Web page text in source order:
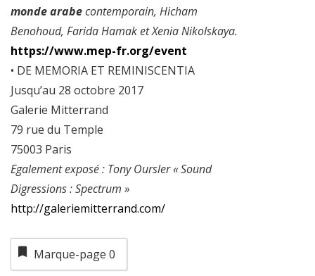
monde arabecontemporain, Hicham
Benohoud, Farida Hamak et Xenia Nikolskaya.
https://www.mep-fr.org/event
• DE MEMORIA ET REMINISCENTIA
Jusqu’au 28 octobre 2017
Galerie Mitterrand
79 rue du Temple
75003 Paris
Egalement exposé : Tony Oursler « Sound
Digressions : Spectrum »
http://galeriemitterrand.com/
Marque-page 0